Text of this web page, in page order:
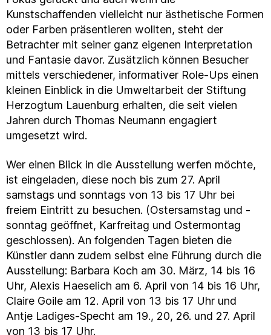
Kunstschaffenden vielleicht nur ästhetische Formen
oder Farben präsentieren wollten, steht der
Betrachter mit seiner ganz eigenen Interpretation
und Fantasie davor. Zusätzlich können Besucher
mittels verschiedener, informativer Role-Ups einen
kleinen Einblick in die Umweltarbeit der Stiftung
Herzogtum Lauenburg erhalten, die seit vielen
Jahren durch Thomas Neumann engagiert
umgesetzt wird.
Wer einen Blick in die Ausstellung werfen möchte,
ist eingeladen, diese noch bis zum 27. April
samstags und sonntags von 13 bis 17 Uhr bei
freiem Eintritt zu besuchen. (Ostersamstag und -
sonntag geöffnet, Karfreitag und Ostermontag
geschlossen). An folgenden Tagen bieten die
Künstler dann zudem selbst eine Führung durch die
Ausstellung: Barbara Koch am 30. März, 14 bis 16
Uhr, Alexis Haeselich am 6. April von 14 bis 16 Uhr,
Claire Goile am 12. April von 13 bis 17 Uhr und
Antje Ladiges-Specht am 19., 20, 26. und 27. April
von 13 bis 17 Uhr.